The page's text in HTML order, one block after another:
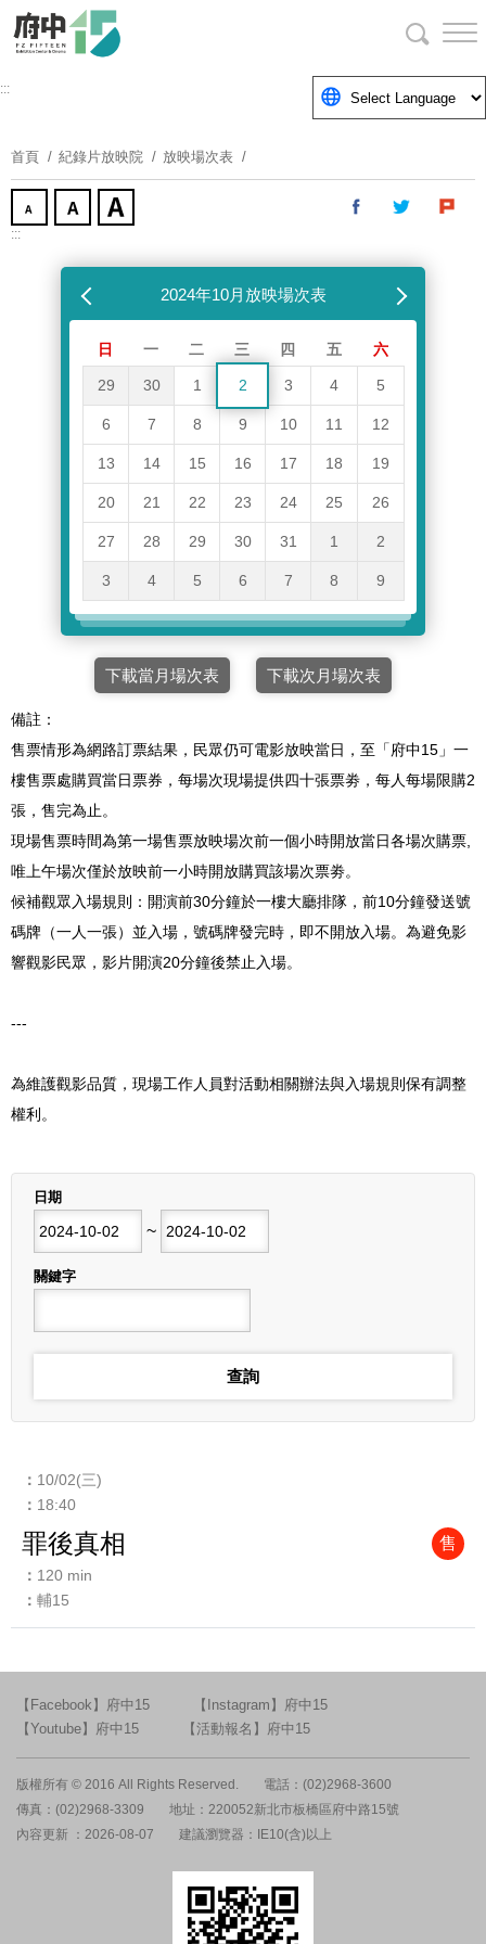
要
塊
:::
首頁 紀錄片放映院 放映場次表
:::
2024年10月放映場次表下個月
日 一 二 三 四 五 六
29 30 1 2 3 4 5
6 7 8 9 10 11 12
13 14 15 16 17 18 19
20 21 22 23 24 25 26
27 28 29 30 31 1 2
3 4 5 6 7 8 9
下載當月場次表 下載次月場次表
備註：
售票情形為網路訂票結果，民眾仍可電影放映當日，至「府中15」一
樓售票處購買當日票券，每場次現場提供四十張票劵，每人每場限購2
張，售完為止。
現場售票時間為第一場售票放映場次前一個小時開放當日各場次購票,
唯上午場次僅於放映前一小時開放購買該場次票劵。
候補觀眾入場規則：開演前30分鐘於一樓大廳排隊，前10分鐘發送號
碼牌（一人一張）並入場，號碼牌發完時，即不開放入場。為避免影
響觀影民眾，影片開演20分鐘後禁止入場。
---
為維護觀影品質，現場工作人員對活動相關辦法與入場規則保有調整
權利。
日期
~
結束日期
關鍵字
10/02(三)
18:40
罪後真相 售
120 min
輔15
【Facebook】府中15
【Instagram】府中15
【Youtube】府中15
【活動報名】府中15
版權所有 © 2016 All Rights Reserved.
電話：(02)2968-3600
傳真：(02)2968-3309
地址：220052新北市板橋區府中路15號
內容更新 ：2026-08-07
建議瀏覽器：IE10(含)以上